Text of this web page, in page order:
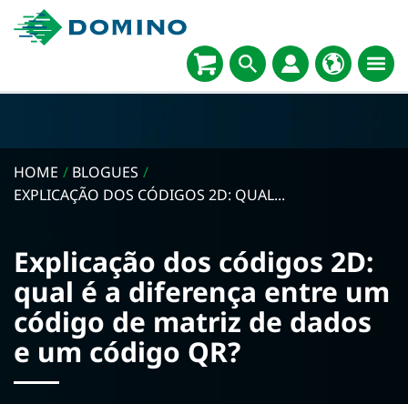
HOME / BLOGUES /
EXPLICAÇÃO DOS CÓDIGOS 2D: QUAL...
Explicação dos códigos 2D:
qual é a diferença entre um
código de matriz de dados
e um código QR?